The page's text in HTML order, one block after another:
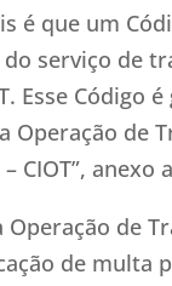
é que um
serviço de
Esse
Operação de
CIOT”, anexo
de
de multa